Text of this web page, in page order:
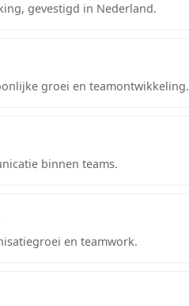
gevestigd in Nederland.
groei en teamontwikkeling.
binnen teams.
en teamwork.